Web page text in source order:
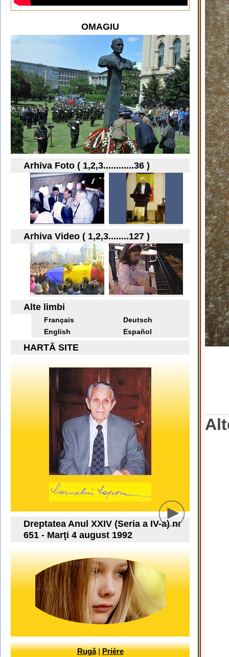
OMAGIU
Arhiva Foto ( 1,2,3............36 )
Arhiva Video ( 1,2,3........127 )
Alte limbi
Français
Deutsch
English
Español
HARTĂ SITE
Dreptatea Anul XXIV (Seria a IV-a) nr
651 - Marţi 4 august 1992
Rugă|Prière